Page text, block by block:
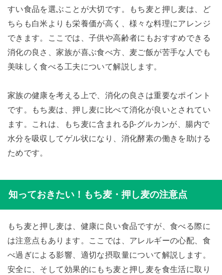
すい食品を選ぶことが大切です。もち麦と押し麦は、ど
ちらも白米よりも栄養価が高く、様々な料理にアレンジ
できます。ここでは、子供や高齢者にもおすすめできる
消化の良さ、家族が喜ぶ食べ方、麦ご飯が苦手な人でも
美味しく食べる工夫について解説します。
家族の健康を考える上で、消化の良さは重要なポイント
です。もち麦は、押し麦に比べて消化が良いとされてい
ます。これは、もち麦に含まれるβ-グルカンが、腸内で
水分を吸収してゲル状になり、消化酵素の働きを助ける
ためです。
知っておきたい！もち麦・押し麦の注意点
もち麦と押し麦は、健康に良い食品ですが、食べる際に
は注意点もあります。ここでは、アレルギーの心配、食
べ過ぎによる影響、適切な摂取量について解説します。
安全に、そして効果的にもち麦と押し麦を食生活に取り